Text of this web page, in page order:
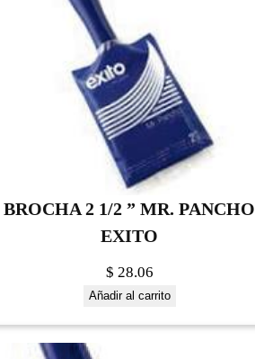
BROCHA 2 1/2 ” MR. PANCHO
EXITO
$ 28.06
Añadir al carrito